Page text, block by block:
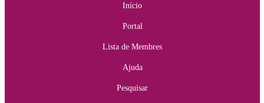
Início
Portal
Lista de Membres
Ajuda
Pesquisar